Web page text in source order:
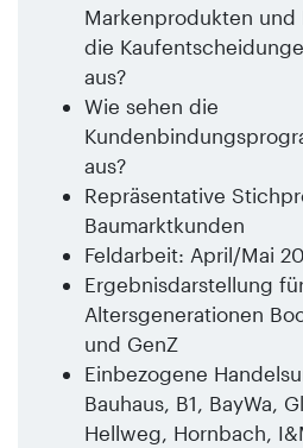
Markenprodukten und
die
aus?
Wie sehen die
aus?
Repräsentative
Baumarktkunden
Feldarbeit: April/Mai
Ergebnisdarstellung
Altersgenerationen
und GenZ
Einbezogene
Bauhaus, B1, BayWa,
Hellweg, Hornbach,